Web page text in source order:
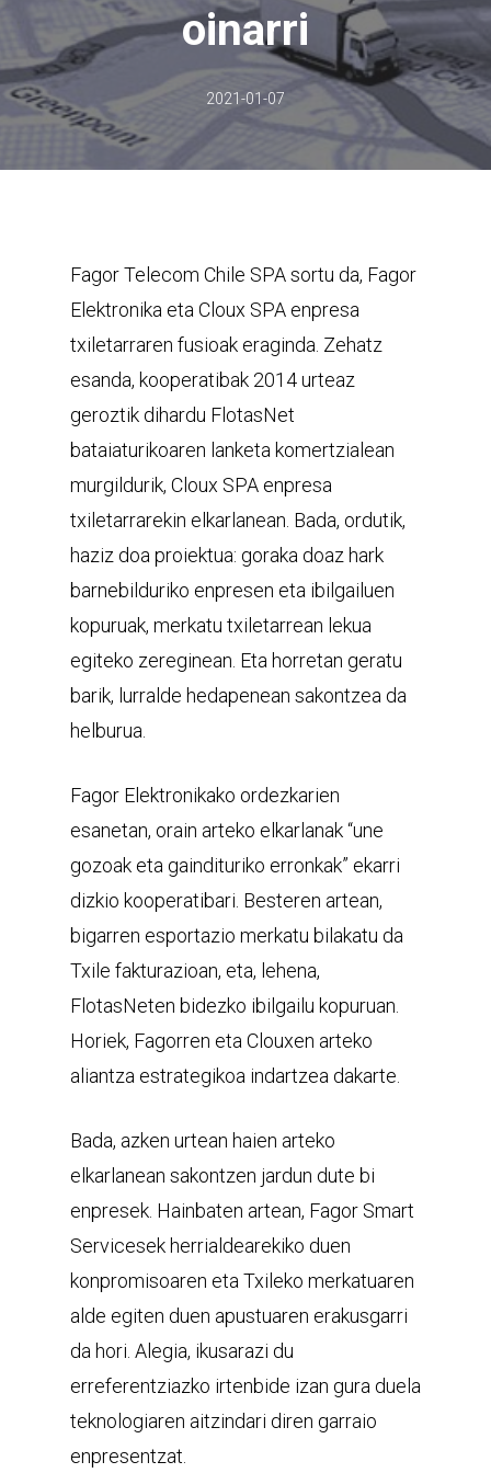
oinarri
2021-01-07
Fagor Telecom Chile SPA sortu da, Fagor
Elektronika eta Cloux SPA enpresa
txiletarraren fusioak eraginda. Zehatz
esanda, kooperatibak 2014 urteaz
geroztik dihardu FlotasNet
bataiaturikoaren lanketa komertzialean
murgildurik, Cloux SPA enpresa
txiletarrarekin elkarlanean. Bada, ordutik,
haziz doa proiektua: goraka doaz hark
barnebilduriko enpresen eta ibilgailuen
kopuruak, merkatu txiletarrean lekua
egiteko zereginean. Eta horretan geratu
barik, lurralde hedapenean sakontzea da
helburua.
Fagor Elektronikako ordezkarien
esanetan, orain arteko elkarlanak “une
gozoak eta gaindituriko erronkak” ekarri
dizkio kooperatibari. Besteren artean,
bigarren esportazio merkatu bilakatu da
Txile fakturazioan, eta, lehena,
FlotasNeten bidezko ibilgailu kopuruan.
Horiek, Fagorren eta Clouxen arteko
aliantza estrategikoa indartzea dakarte.
Bada, azken urtean haien arteko
elkarlanean sakontzen jardun dute bi
enpresek. Hainbaten artean, Fagor Smart
Servicesek herrialdearekiko duen
konpromisoaren eta Txileko merkatuaren
alde egiten duen apustuaren erakusgarri
da hori. Alegia, ikusarazi du
erreferentziazko irtenbide izan gura duela
teknologiaren aitzindari diren garraio
enpresentzat.